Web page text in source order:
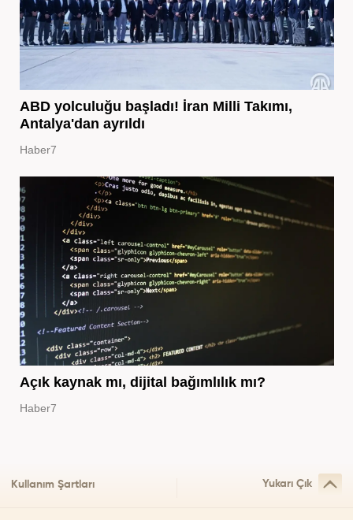
ABD yolculuğu başladı! İran Milli Takımı,
Antalya'dan ayrıldı
Haber7
Açık kaynak mı, dijital bağımlılık mı?
Haber7
Kullanım Şartları Yukarı Çık